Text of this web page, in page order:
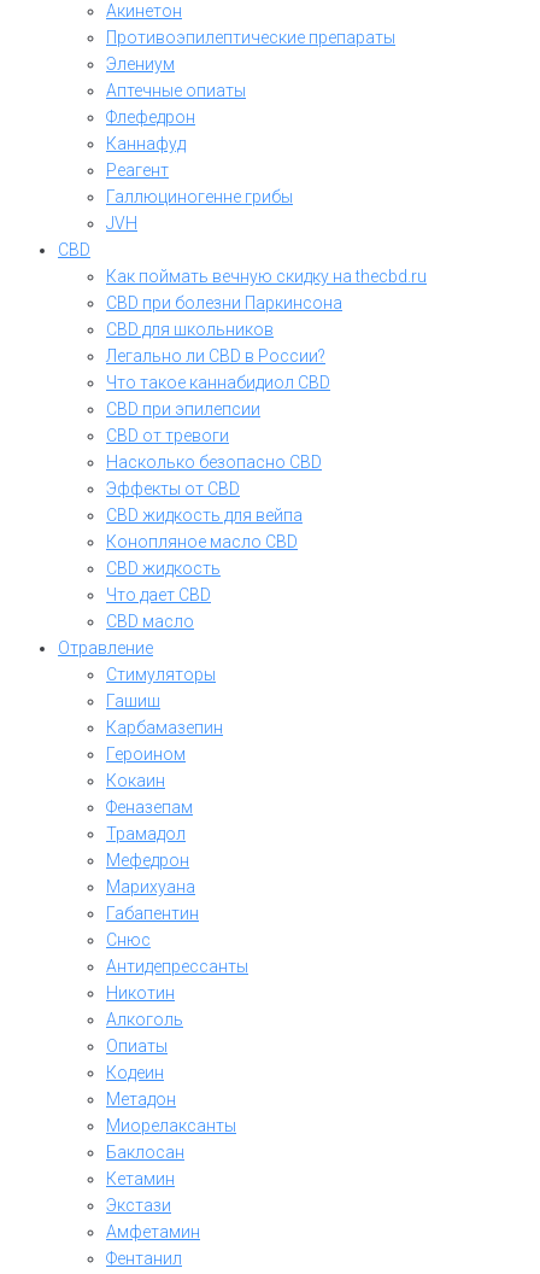
Акинетон
Противоэпилептические препараты
Элениум
Аптечные опиаты
Флефедрон
Каннафуд
Реагент
Галлюциногенне грибы
JVH
CBD
Как поймать вечную скидку на thecbd.ru
CBD при болезни Паркинсона
CBD для школьников
Легально ли CBD в России?
Что такое каннабидиол CBD
CBD при эпилепсии
CBD от тревоги
Насколько безопасно CBD
Эффекты от CBD
CBD жидкость для вейпа
Конопляное масло CBD
CBD жидкость
Что дает CBD
CBD масло
Отравление
Стимуляторы
Гашиш
Карбамазепин
Героином
Кокаин
Феназепам
Трамадол
Мефедрон
Марихуана
Габапентин
Снюс
Антидепрессанты
Никотин
Алкоголь
Опиаты
Кодеин
Метадон
Миорелаксанты
Баклосан
Кетамин
Экстази
Амфетамин
Фентанил